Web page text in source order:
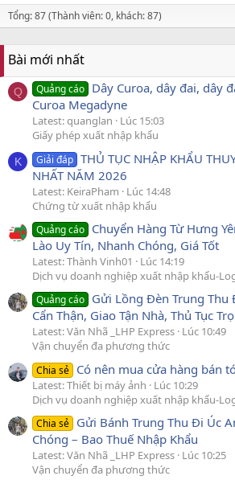
Tổng: 87 (Thành viên: 0, khách: 87)
Bài mới nhất
Q Quảng cáo Dây Curoa, dây đai, dây
Curoa Megadyne
Latest: quanglan
Lúc 15:03
Giấy phép xuất nhập khẩu
K Giải đáp THỦ TỤC NHẬP KHẨU
NHẤT NĂM 2026
Latest: KeiraPham
Lúc 14:48
Chứng từ xuất nhập khẩu
Quảng cáo Chuyển Hàng Từ Hưng
Lào Uy Tín, Nhanh Chóng, Giá Tốt
Latest: Thành Vinh01
Lúc 14:19
Dịch vụ doanh nghiệp xuất nhập khẩu-
Quảng cáo Gửi Lồng Đèn Trung
Cẩn Thận, Giao Tận Nhà, Thủ Tục
Latest: Văn Nhã _LHP Express Lúc 10:49
Vận chuyển đa phương thức
Chia sẻ Có nên mua cửa hàng bán
Latest: Thiết bị máy ảnh
Lúc 10:29
Dịch vụ doanh nghiệp xuất nhập khẩu-
Chia sẻ Gửi Bánh Trung Thu Đi Úc
Chóng – Bao Thuế Nhập Khẩu
Latest: Văn Nhã _LHP Express Lúc 10:25
Vận chuyển đa phương thức